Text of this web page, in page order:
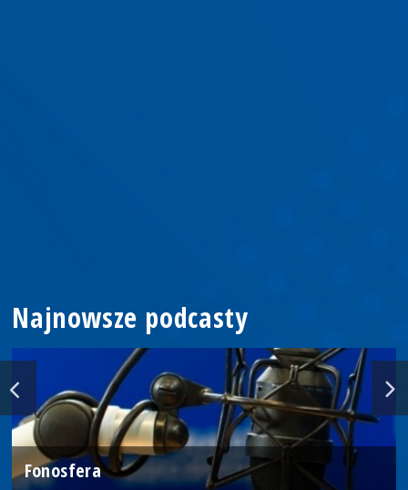
Najnowsze podcasty
Fonosfera